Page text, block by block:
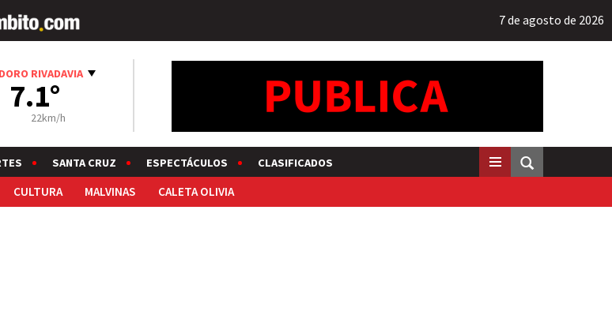
7 de agosto de 2026
RIVADAVIA
7.1°
22km/h
SANTA CRUZ ESPECTÁCULOS CLASIFICADOS
CULTURA MALVINAS CALETA OLIVIA